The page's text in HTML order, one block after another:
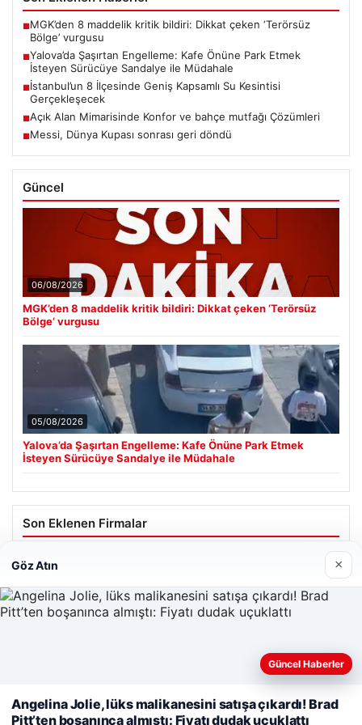
■MGK’den 8 maddelik kritik bildiri: Dikkat çeken ‘Terörsüz
Bölge’ vurgusu
■Yalova’da Şaşırtan Engelleme: Kafe Önüne Park Etmek
İsteyen Sürücüye Sandalye ile Müdahale
■İstanbul’un 8 İlçesinde Geniş Kapsamlı Su Kesintisi
Gerçekleşecek
■Açık Alan Mimarisinde Konfor ve bahçe mutfağı Çözümleri
■Messi, Dünya Kupası sonrası geri döndü
Güncel
06/08/2026
MGK’den 8 maddelik kritik bildiri: Dikkat çeken ‘Terörsüz
Bölge’ vurgusu
05/08/2026
Yalova’da Şaşırtan Engelleme: Kafe Önüne Park Etmek
İsteyen Sürücüye Sandalye ile Müdahale
Son Eklenen Firmalar
Cengiz Sigorta
© 2026 Analiz Gazete – Güncel Haberler
Web sitemizi nasıl kullandığınızı daha iyi anlayabilmek,
kullanıyoruz. Çerez Politikamız
Reddet Kabul Et
Göz Atın ×
Güncel Haberler
Angelina Jolie, lüks malikanesini satışa çıkardı! Brad
Pitt’ten boşanınca almıştı: Fiyatı dudak uçuklattı